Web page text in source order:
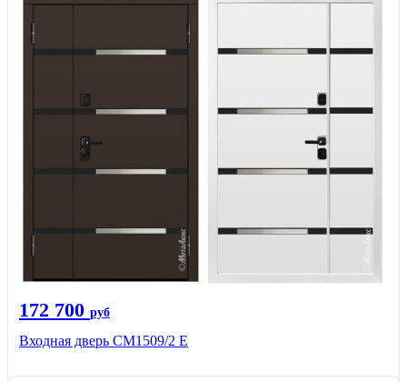
172 700 руб
Входная дверь CМ1509/2 Е